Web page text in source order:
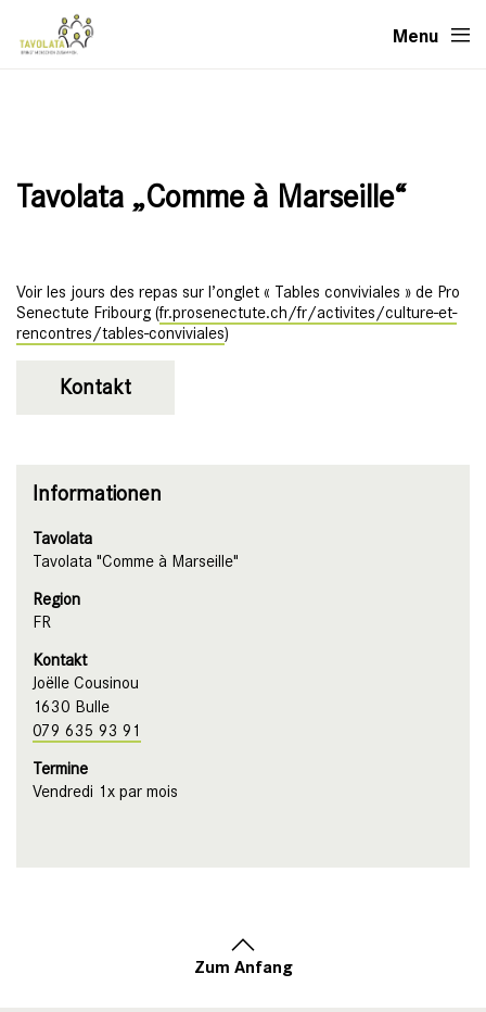
Menu
Tavolata „Comme à Marseille“
Voir les jours des repas sur l’onglet « Tables conviviales » de Pro
Senectute Fribourg (fr.prosenectute.ch/fr/activites/culture-et-
rencontres/tables-conviviales)
Kontakt
Informationen
Tavolata
Tavolata "Comme à Marseille"
Region
FR
Kontakt
Joëlle Cousinou
1630 Bulle
079 635 93 91
Termine
Vendredi 1x par mois
Zum Anfang